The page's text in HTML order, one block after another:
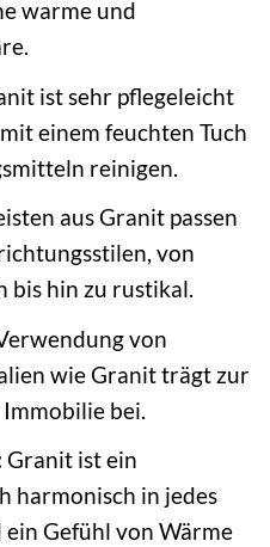
warme und
ist sehr pflegeleicht
einem feuchten Tuch
reinigen.
aus Granit passen
von
bis hin zu rustikal.
von
wie Granit trägt zur
bei.
Granit ist ein
harmonisch in jedes
Gefühl von Wärme